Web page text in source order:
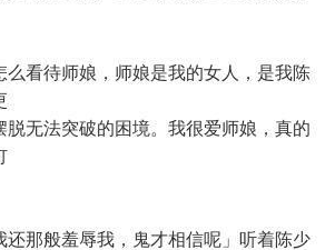
看待师娘，师娘是我的女人，是我陈
脱无法突破的困境。我很爱师娘，真的
那般羞辱我，鬼才相信呢」听着陈少